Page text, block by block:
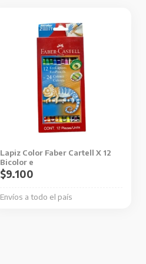
Lapiz Color Faber Cartell X 12
Bicolor e
Envíos a todo el país
$9.100